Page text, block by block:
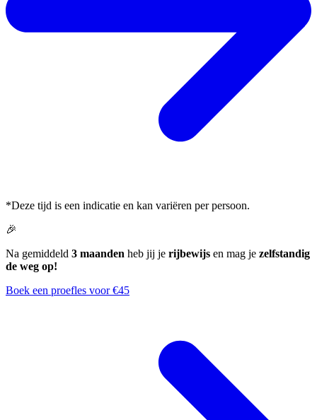
*Deze tijd is een indicatie en kan variëren per persoon.
🎉
Na gemiddeld 3 maanden heb jij je rijbewijs en mag je zelfstandig
de weg op!
Boek een proefles voor €45